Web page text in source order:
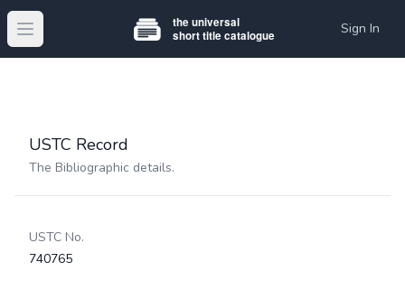
Open main menu Sign In
USTC Record
The Bibliographic details.
USTC No.
740765